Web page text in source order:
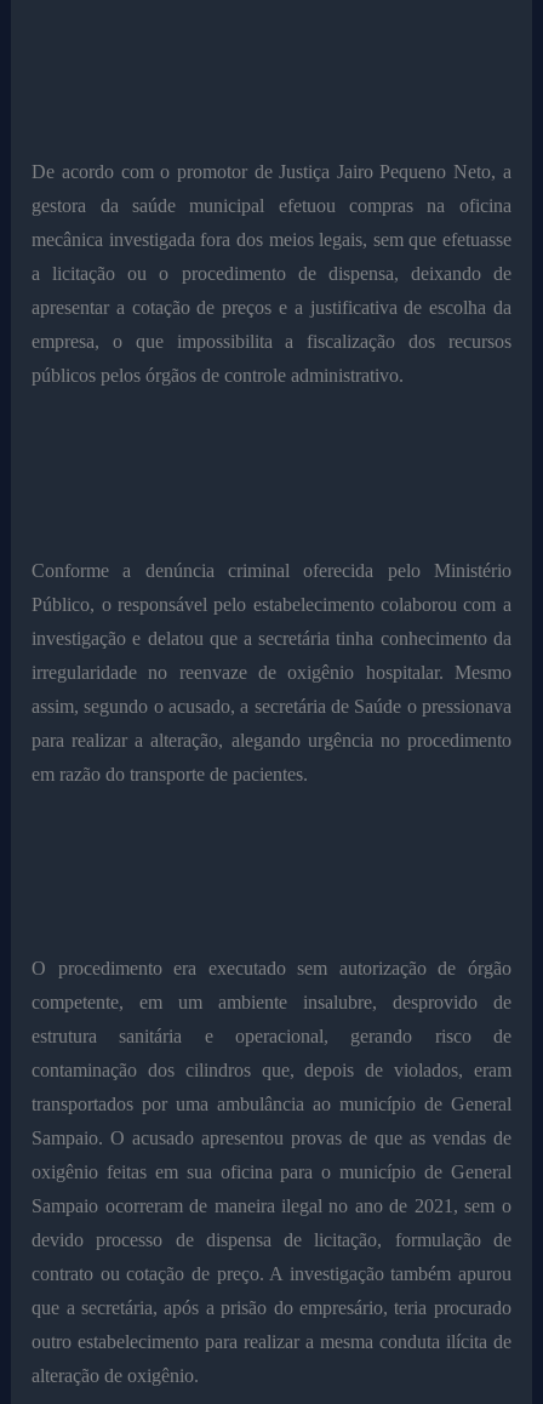
De acordo com o promotor de Justiça Jairo Pequeno Neto, a
gestora da saúde municipal efetuou compras na oficina
mecânica investigada fora dos meios legais, sem que efetuasse
a licitação ou o procedimento de dispensa, deixando de
apresentar a cotação de preços e a justificativa de escolha da
empresa, o que impossibilita a fiscalização dos recursos
públicos pelos órgãos de controle administrativo.
Conforme a denúncia criminal oferecida pelo Ministério
Público, o responsável pelo estabelecimento colaborou com a
investigação e delatou que a secretária tinha conhecimento da
irregularidade no reenvaze de oxigênio hospitalar. Mesmo
assim, segundo o acusado, a secretária de Saúde o pressionava
para realizar a alteração, alegando urgência no procedimento
em razão do transporte de pacientes.
O procedimento era executado sem autorização de órgão
competente, em um ambiente insalubre, desprovido de
estrutura sanitária e operacional, gerando risco de
contaminação dos cilindros que, depois de violados, eram
transportados por uma ambulância ao município de General
Sampaio. O acusado apresentou provas de que as vendas de
oxigênio feitas em sua oficina para o município de General
Sampaio ocorreram de maneira ilegal no ano de 2021, sem o
devido processo de dispensa de licitação, formulação de
contrato ou cotação de preço. A investigação também apurou
que a secretária, após a prisão do empresário, teria procurado
outro estabelecimento para realizar a mesma conduta ilícita de
alteração de oxigênio.